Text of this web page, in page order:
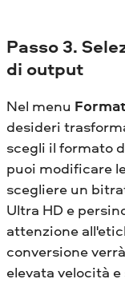
Passo 3.
di output
Nel menu
desideri
scegli il formato
puoi modificare
scegliere un
Ultra HD e
attenzione
conversione
elevata velocità